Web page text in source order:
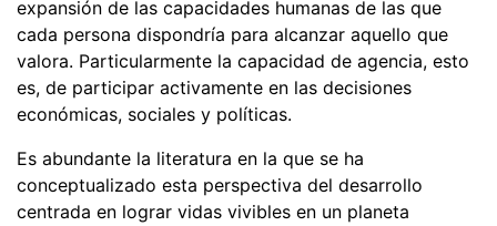
expansión de las capacidades humanas de las que
cada persona dispondría para alcanzar aquello que
valora. Particularmente la capacidad de agencia, esto
es, de participar activamente en las decisiones
económicas, sociales y políticas.
Es abundante la literatura en la que se ha
conceptualizado esta perspectiva del desarrollo
centrada en lograr vidas vivibles en un planeta